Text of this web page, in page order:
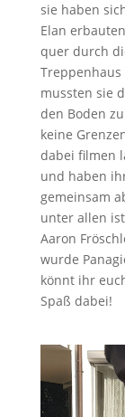
sie haben
Elan
quer durch
Treppenhaus
mussten sie
den Boden
keine
dabei filmen
und haben
gemeinsam
unter allen
Aaron
wurde
könnt ihr
Spaß dabei!
Video-
Player